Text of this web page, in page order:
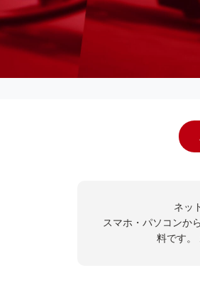
ネッ
スマホ・パソコンか
料です。